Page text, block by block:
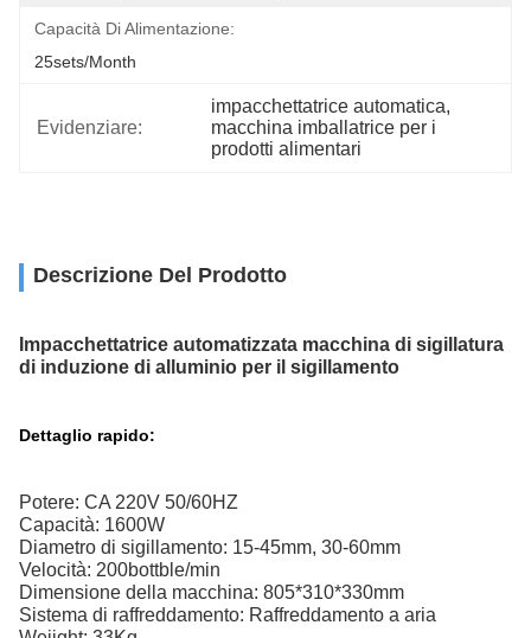
Capacità Di Alimentazione:
25sets/month
Evidenziare:
impacchettatrice automatica,
macchina imballatrice per i
prodotti alimentari
Descrizione Del Prodotto
Impacchettatrice automatizzata macchina di sigillatura
di induzione di alluminio per il sigillamento
Dettaglio rapido:
Potere: CA 220V 50/60HZ
Capacità: 1600W
Diametro di sigillamento: 15-45mm, 30-60mm
Velocità: 200bottble/min
Dimensione della macchina: 805*310*330mm
Sistema di raffreddamento: Raffreddamento a aria